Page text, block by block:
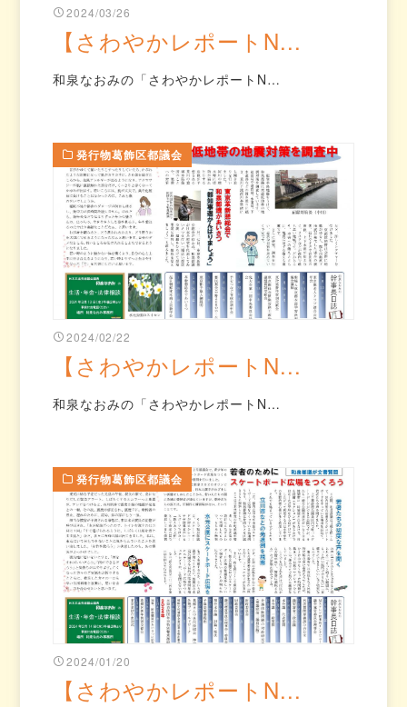
2024/03/26
【さわやかレポートN...
和泉なおみの「さわやかレポートN…
発行物葛飾区都議会
2024/02/22
【さわやかレポートN...
和泉なおみの「さわやかレポートN…
発行物葛飾区都議会
2024/01/20
【さわやかレポートN...